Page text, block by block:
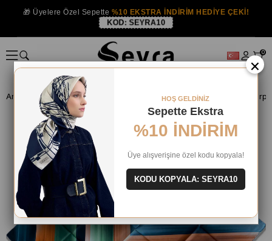
🎁 Üyelere Özel Sepette %10 EKSTRA İNDİRİM HEDİYE ÇEKİ!
KOD: SEYRA10
0
Anasayfa İPEK EŞARP Levidor İpek Eşarp Levidor Tivil İpek Eşarp
×
HOŞ GELDİNİZ
Sepette Ekstra
%10 İNDİRİM
Üye alışverişine özel kodu kopyala!
KODU KOPYALA: SEYRA10